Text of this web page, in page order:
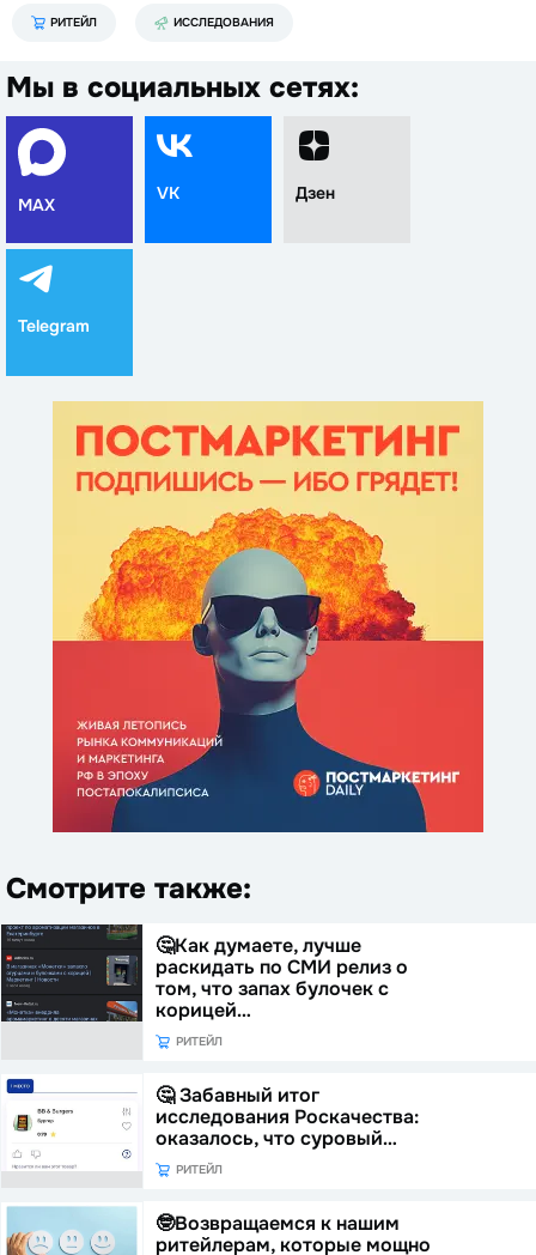
РИТЕЙЛ ИССЛЕДОВАНИЯ
Мы в социальных сетях:
MAX
VK Дзен
Telegram
Смотрите также:
🤔Как думаете, лучше
раскидать по СМИ релиз о
том, что запах булочек с
корицей…
РИТЕЙЛ
🤔 Забавный итог
исследования Роскачества:
оказалось, что суровый…
РИТЕЙЛ
🤓Возвращаемся к нашим
ритейлерам, которые мощно